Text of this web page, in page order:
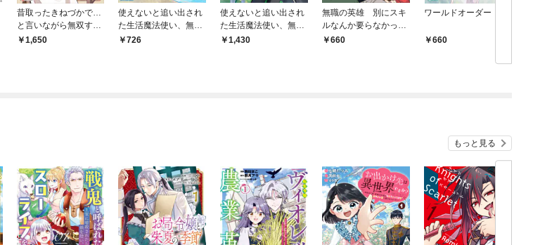
昔取ったきねづかで…
と言いながら無双する
定食屋のおっさん、実
1,650
使えないと追い出され
た生活魔法使い、無限
の魔力で生活無双 ～
726
使えないと追い出され
た生活魔法使い、無限
の魔力で生活無双１
1,430
無職の英雄 別にスキ
ルなんか要らなかった
んだが-才能ゼロの成り
660
ワールドオーダー
660
もっと見る